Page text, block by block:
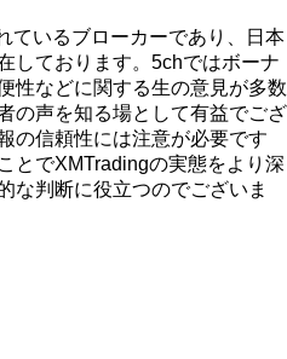
ているブローカーであり、日本
しております。5chではボーナ
性などに関する生の意見が多数
の声を知る場として有益でござ
の信頼性には注意が必要です
とでXMTradingの実態をより深
な判断に役立つのでございま